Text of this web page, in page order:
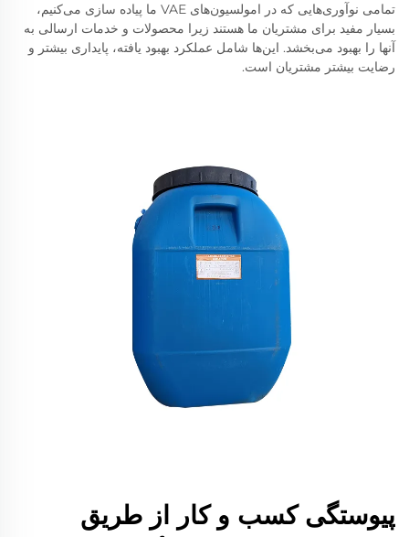
تمامی نوآوری‌هایی که در امولسیون‌های VAE ما پیاده سازی می‌کنیم،
بسیار مفید برای مشتریان ما هستند زیرا محصولات و خدمات ارسالی به
آنها را بهبود می‌بخشد. این‌ها شامل عملکرد بهبود یافته، پایداری بیشتر و
رضایت بیشتر مشتریان است.
پیوستگی کسب و کار از طریق